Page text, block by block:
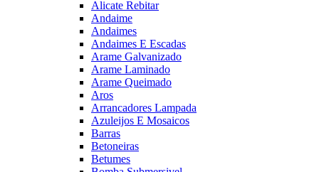
Alicate Rebitar
Andaime
Andaimes
Andaimes E Escadas
Arame Galvanizado
Arame Laminado
Arame Queimado
Aros
Arrancadores Lampada
Azuleijos E Mosaicos
Barras
Betoneiras
Betumes